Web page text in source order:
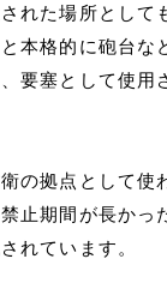
れた場所として
本格的に砲台な
要塞として使用
の拠点として使
止期間が長かっ
れています。